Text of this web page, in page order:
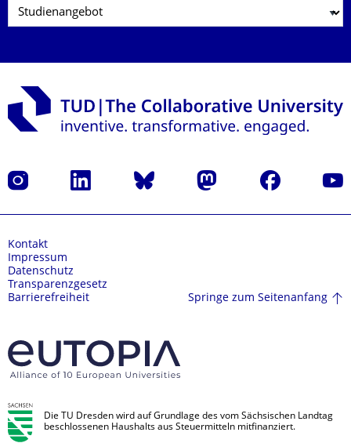
Instagram LinkedIn Bluesky Mastodon Facebook
Kontakt
Impressum
Datenschutz
Transparenzgesetz
Barrierefreiheit
Springe zum Seitenanfang
Die TU Dresden wird auf Grundlage des vom Sächsischen Landtag
beschlossenen Haushalts aus Steuermitteln mitfinanziert.